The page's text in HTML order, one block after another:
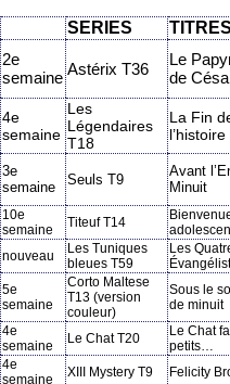
SERIES
2e
semaine Astérix T36
Le
de
4e
semaine
Les
Légendaires
T18
La Fin
l’histoire
3e
semaine
Seuls T9
Avant
Minuit
10e
semaine
Titeuf T14
nouveau
Les Tuniques
bleues T59
Les
5e
semaine
Corto Maltese
T13 (version
couleur)
Sous le
de minuit
4e
semaine
Le Chat T20
Le Chat
petits…
4e
semaine
XIII Mystery T9 Felicity